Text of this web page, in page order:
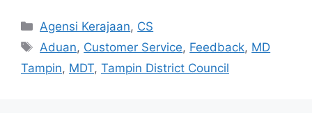
Categories
Agensi Kerajaan, CS
Tags
Aduan, Customer Service, Feedback, MD
Tampin, MDT, Tampin District Council